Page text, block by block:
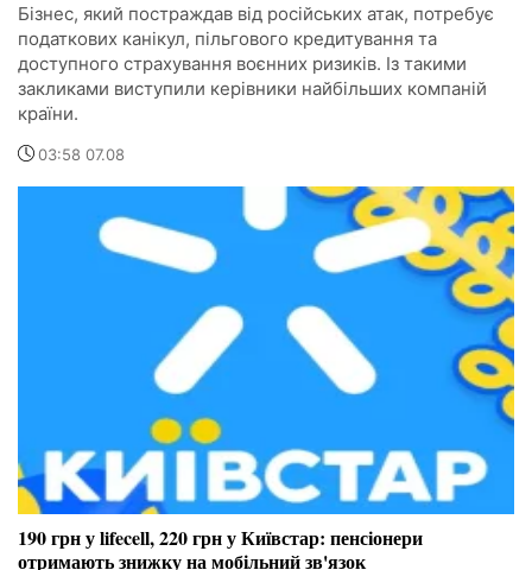
Бізнес, який постраждав від російських атак, потребує
податкових канікул, пільгового кредитування та
доступного страхування воєнних ризиків. Із такими
закликами виступили керівники найбільших компаній
країни.
03:58 07.08
190 грн у lifecell, 220 грн у Київстар: пенсіонери
отримають знижку на мобільний зв'язок